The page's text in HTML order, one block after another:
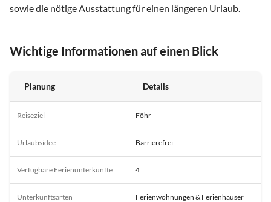
sowie die nötige Ausstattung für einen längeren Urlaub.
Wichtige Informationen auf einen Blick
Planung Details
Reiseziel Föhr
Urlaubsidee Barrierefrei
Verfügbare Ferienunterkünfte 4
Unterkunftsarten Ferienwohnungen & Ferienhäuser